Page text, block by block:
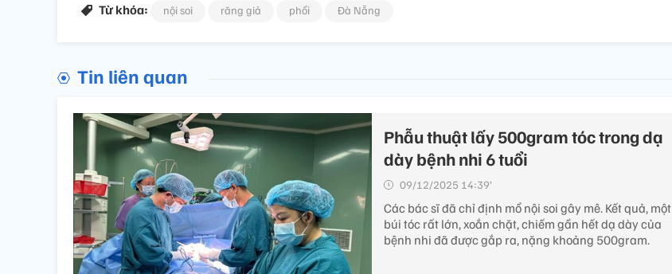
Từ khóa: nội soi răng giả phổi Đà Nẵng
Tin liên quan
Phẫu thuật lấy 500gram tóc trong dạ
dày bệnh nhi 6 tuổi
09/12/2025 14:39’
Các bác sĩ đã chỉ định mổ nội soi gây mê. Kết quả, một
búi tóc rất lớn, xoắn chặt, chiếm gần hết dạ dày của
bệnh nhi đã được gắp ra, nặng khoảng 500gram.